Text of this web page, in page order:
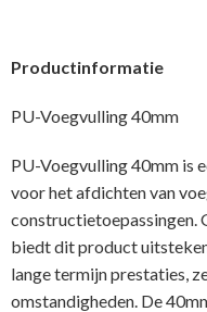
Productinformatie
PU-Voegvulling 40mm
PU-Voegvulling 40mm is
voor het afdichten van
constructietoepassingen.
biedt dit product
lange termijn prestaties,
omstandigheden. De